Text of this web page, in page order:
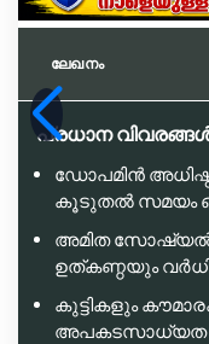
ലേഖനം
പ്രധാന
ഡോപമിൻ
കൂടുതൽ സമയം
അമിത സോഷ്യൽ
ഉത്കണ്ഠയും
കുട്ടികളും
അപകടസാധ്യത